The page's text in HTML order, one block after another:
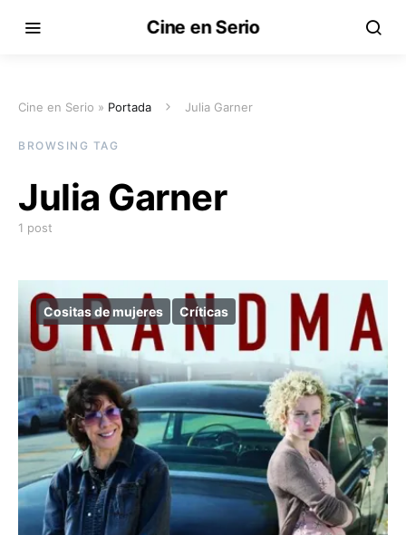
Cine en Serio
Cine en Serio » Portada Julia Garner
BROWSING TAG
Julia Garner
1 post
Cositas de mujeres Críticas